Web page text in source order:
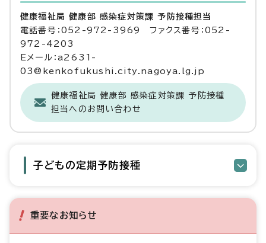
健康福祉局 健康部 感染症対策課 予防接種担当
電話番号：052-972-3969 ファクス番号：052-
972-4203
Eメール：a2631-
03@kenkofukushi.city.nagoya.lg.jp
健康福祉局 健康部 感染症対策課 予防接種
担当へのお問い合わせ
子どもの定期予防接種
重要なお知らせ